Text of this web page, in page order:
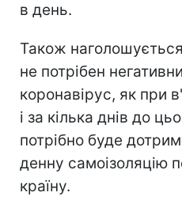
в день.
Також
не потрібен
коронавірус, як при
і за кілька днів до
потрібно буде
денну самоізоляцію
країну.